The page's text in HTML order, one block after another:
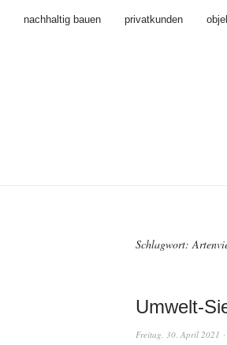
nachhaltig bauen privatkunden
Schlagwort:
Umwelt-
Freitag, 30. April 2021